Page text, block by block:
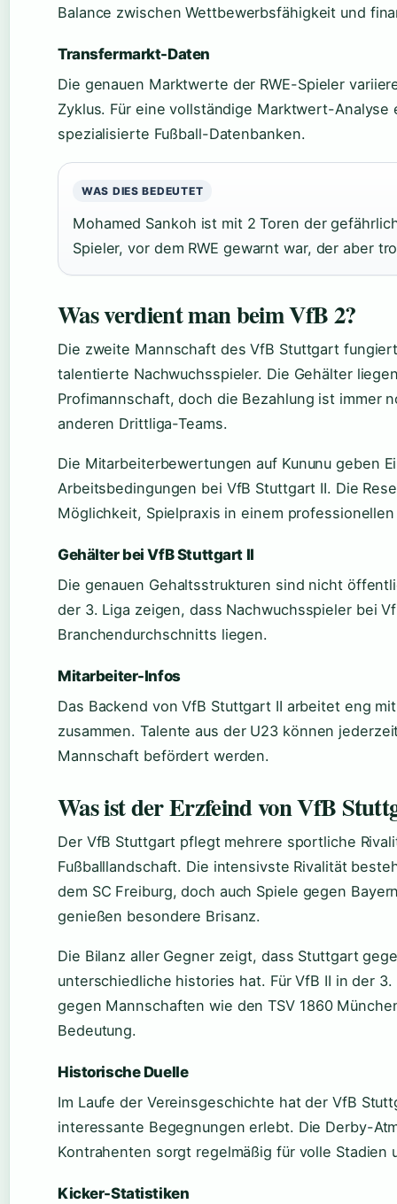
Balance zwischen Wettbewerbsfähigkeit und
Transfermarkt-Daten
Die genauen Marktwerte der RWE-Spieler
Zyklus. Für eine vollständige Marktwert-
spezialisierte Fußball-Datenbanken.
WAS DIES BEDEUTET
Mohamed Sankoh ist mit 2 Toren der
Spieler, vor dem RWE gewarnt war, der aber
Was verdient man beim VfB 2?
Die zweite Mannschaft des VfB Stuttgart
talentierte Nachwuchsspieler. Die Gehälter
Profimannschaft, doch die Bezahlung ist immer
anderen Drittliga-Teams.
Die Mitarbeiterbewertungen auf Kununu geben
Arbeitsbedingungen bei VfB Stuttgart II. Die
Möglichkeit, Spielpraxis in einem
Gehälter bei VfB Stuttgart II
Die genauen Gehaltsstrukturen sind nicht
der 3. Liga zeigen, dass Nachwuchsspieler bei
Branchendurchschnitts liegen.
Mitarbeiter-Infos
Das Backend von VfB Stuttgart II arbeitet eng
zusammen. Talente aus der U23 können
Mannschaft befördert werden.
Was ist der Erzfeind von VfB
Der VfB Stuttgart pflegt mehrere sportliche
Fußballlandschaft. Die intensivste Rivalität
dem SC Freiburg, doch auch Spiele gegen
genießen besondere Brisanz.
Die Bilanz aller Gegner zeigt, dass Stuttgart
unterschiedliche histories hat. Für VfB II in der
gegen Mannschaften wie den TSV 1860
Bedeutung.
Historische Duelle
Im Laufe der Vereinsgeschichte hat der VfB
interessante Begegnungen erlebt. Die Derby-
Kontrahenten sorgt regelmäßig für volle Stadien
Kicker-Statistiken